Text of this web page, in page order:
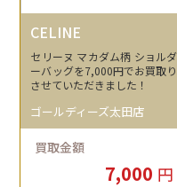
CELINE
セリーヌ マカダム柄 ショルダ
ーバッグを7,000円でお買取り
させていただきました！
ゴールディーズ太田店
買取金額
7,000 円